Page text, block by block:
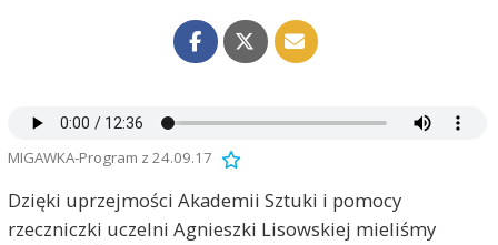
MIGAWKA-Program z 24.09.17
Dzięki uprzejmości Akademii Sztuki i pomocy
rzeczniczki uczelni Agnieszki Lisowskiej mieliśmy